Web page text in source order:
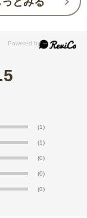
(1)
(1)
(0)
(0)
(0)